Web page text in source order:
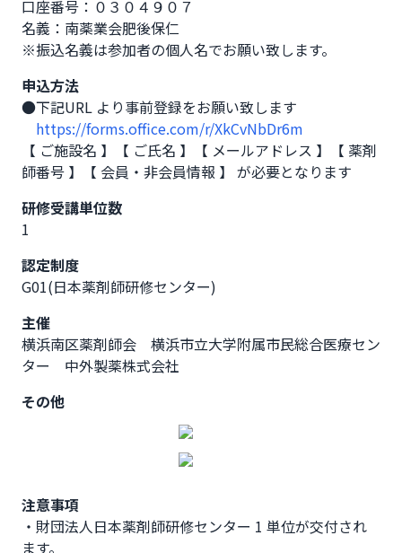
口座番号：０３０４９０７
名義：南薬業会肥後保仁
※振込名義は参加者の個人名でお願い致します。
申込方法
●下記URL より事前登録をお願い致します
https://forms.office.com/r/XkCvNbDr6m
【 ご施設名 】【 ご氏名 】【 メールアドレス 】【 薬剤
師番号 】【 会員・非会員情報 】 が必要となります
研修受講単位数
1
認定制度
G01(日本薬剤師研修センター)
主催
横浜南区薬剤師会 横浜市立大学附属市民総合医療セン
ター 中外製薬株式会社
その他
注意事項
・財団法人日本薬剤師研修センター 1 単位が交付され
ます。